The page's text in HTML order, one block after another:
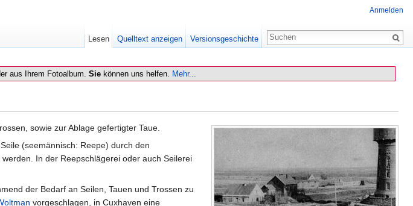
aus Ihrem Fotoalbum. Sie können uns helfen. Mehr...
sowie zur Ablage gefertigter Taue.
(seemännisch: Reepe) durch den
In der Reepschlägerei oder auch Seilerei
der Bedarf an Seilen, Tauen und Trossen zu
vorgeschlagen, in Cuxhaven eine
Anmelden
Lesen Quelltext anzeigen Versionsgeschichte